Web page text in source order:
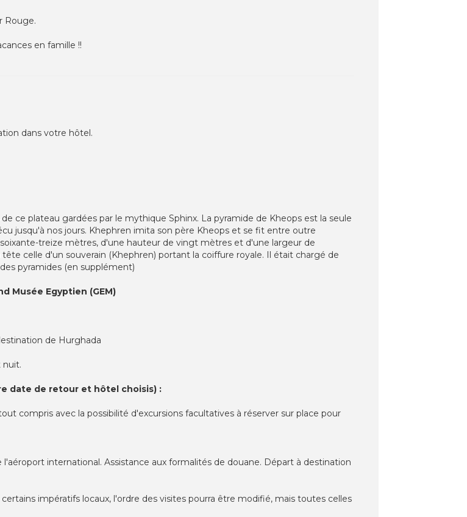
Rouge.
en famille !!
dans votre hôtel.
ce plateau gardées par le mythique Sphinx. La pyramide de Kheops est la seule
jusqu'à nos jours. Khephren imita son père Kheops et se fit entre outre
treize mètres, d'une hauteur de vingt mètres et d'une largeur de
celle d'un souverain (Khephren) portant la coiffure royale. Il était chargé de
pyramides (en supplément)
Musée Egyptien (GEM)
de Hurghada
nuit.
date de retour et hôtel choisis) :
compris avec la possibilité d'excursions facultatives à réserver sur place pour
international. Assistance aux formalités de douane. Départ à destination
impératifs locaux, l'ordre des visites pourra être modifié, mais toutes celles